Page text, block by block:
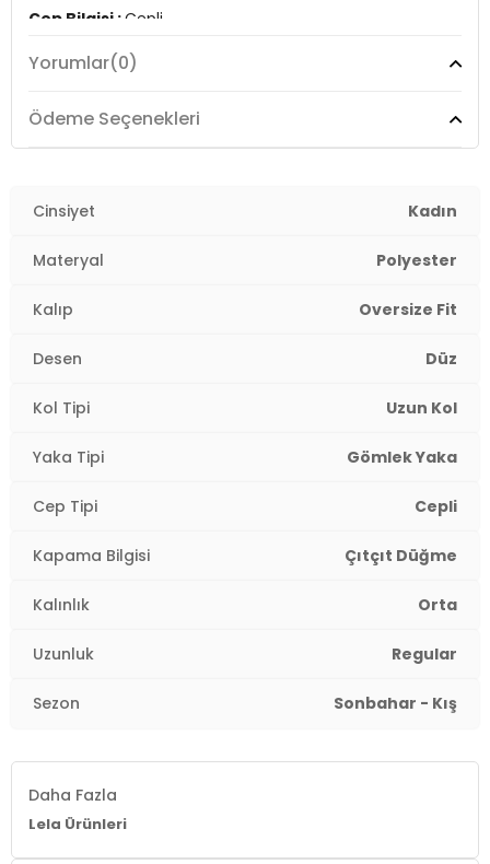
Cep Bilgisi :Cepli
Kalıp Bilgisi :Oversize
Manken Ölçüsü :Kilo : 53 kg / Boy : 1.74 cm / Göğüs :
2DK42190505.07
Yorumlar(0)
Ödeme Seçenekleri
Cinsiyet Kadın
Materyal Polyester
Kalıp Oversize Fit
Desen Düz
Kol Tipi Uzun Kol
Yaka Tipi Gömlek Yaka
Cep Tipi Cepli
Kapama Bilgisi Çıtçıt Düğme
Kalınlık Orta
Uzunluk Regular
Sezon Sonbahar - Kış
Daha Fazla
Lela Ürünleri